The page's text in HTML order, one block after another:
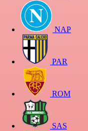
NAP
PAR
ROM
SAS